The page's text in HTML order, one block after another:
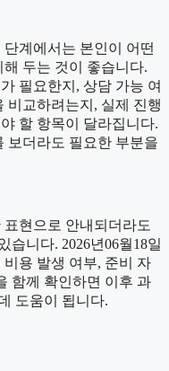
계에서는 본인이 어떤
두는 것이 좋습니다.
필요한지, 상담 가능 여
비교하려는지, 실제 진행
할 항목이 달라집니다.
보더라도 필요한 부분을
현으로 안내되더라도
습니다. 2026년06월18일
용 발생 여부, 준비 자
함께 확인하면 이후 과
도움이 됩니다.